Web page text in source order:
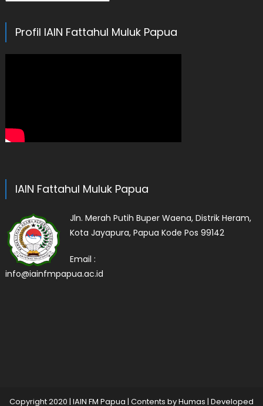
Profil IAIN Fattahul Muluk Papua
IAIN Fattahul Muluk Papua
Jln. Merah Putih Buper Waena, Distrik Heram,
Kota Jayapura, Papua Kode Pos 99142
Email :
info@iainfmpapua.ac.id
Copyright 2020 | IAIN FM Papua | Contents by Humas | Developed